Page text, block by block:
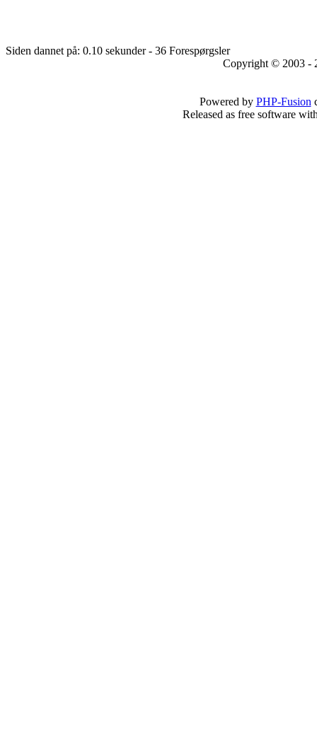
Siden dannet på: 0.10 sekunder - 36 Forespørgsler
Copyright © 2003 -
Powered by PHP-Fusion
Released as free software